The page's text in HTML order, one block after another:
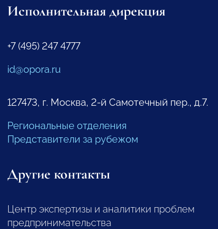
Исполнительная дирекция
+7 (495) 247 4777
id@opora.ru
127473, г. Москва, 2-й Самотечный пер., д.7.
Региональные отделения
Представители за рубежом
Другие контакты
Центр экспертизы и аналитики проблем
предпринимательства